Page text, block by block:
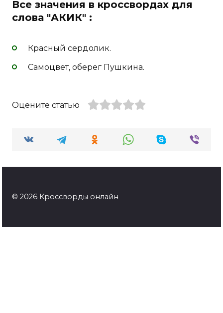
Все значения в кроссвордах для
слова "АКИК" :
Красный сердолик.
Самоцвет, оберег Пушкина.
Оцените статью
© 2026 Кроссворды онлайн